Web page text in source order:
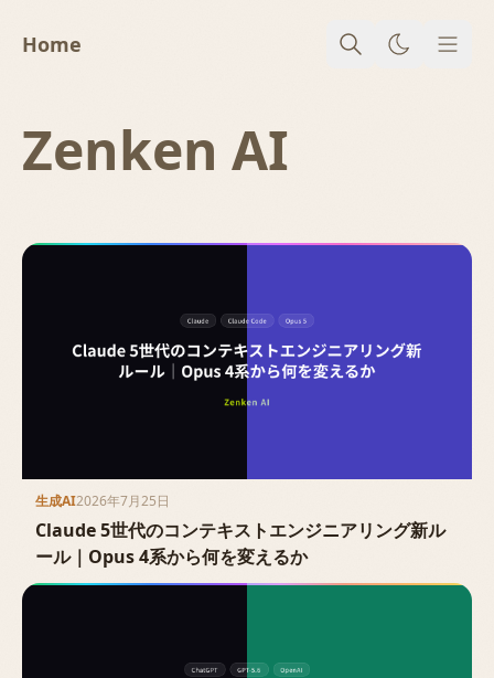
Home メニ
Zenken AI
生成AI2026年7月25日
Claude 5世代のコンテキストエンジニアリング新ル
ール｜Opus 4系から何を変えるか